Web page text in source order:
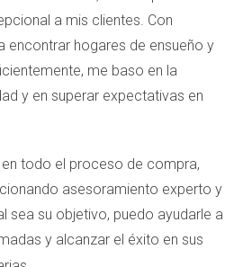
veamos tres casos
diferentes enfoques y resultados.
Vacacionales
apartamento en Punta Cana
suficientes para cubrir los
investigar y trabajar con
que su propiedad se alquilaba
a plataformas como Airbnb,
a mis clientes. Con
encontrar hogares de ensueño y
me baso en la
y en superar expectativas en
todo el proceso de compra,
asesoramiento experto y
sea su objetivo, puedo ayudarle a
y alcanzar el éxito en sus